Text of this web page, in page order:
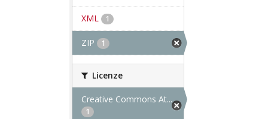
XML 1
ZIP 1
Licenze
Creative Commons At...
1